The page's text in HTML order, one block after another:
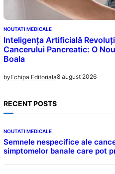
NOUTATI MEDICALE
Inteligența Artificială
Cancerului Pancreatic: O
Boala
byEchipa Editoriala8 august 2026
RECENT POSTS
NOUTATI MEDICALE
Semnele nespecifice ale
simptomelor banale care pot